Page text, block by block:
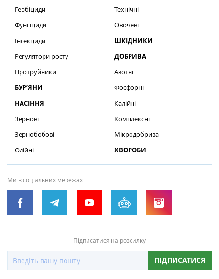
Гербіциди
Фунгіциди
Інсекциди
Регулятори росту
Протруйники
БУР’ЯНИ
НАСІННЯ
Зернові
Зернобобові
Олійні
Технічні
Овочеві
ШКІДНИКИ
ДОБРИВА
Азотні
Фосфорні
Калійні
Комплексні
Мікродобрива
ХВОРОБИ
Ми в соціальних мережах
Підписатися на розсилку
ПІДПИСАТИСЯ